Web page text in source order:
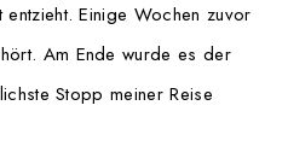
Einige Wochen zuvor
Am Ende wurde es der
Stopp meiner Reise